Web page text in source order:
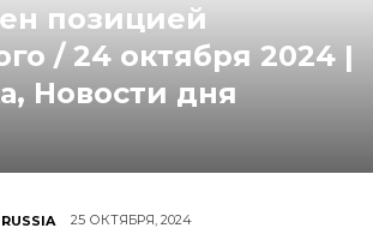
позицией
/ 24 октября 2024 |
Новости дня
25 ОКТЯБРЯ, 2024